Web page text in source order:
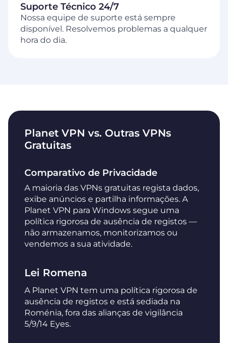
Suporte Técnico 24/7
Nossa equipe de suporte está sempre
disponível. Resolvemos problemas a qualquer
hora do dia.
Planet VPN vs. Outras VPNs
Gratuitas
Comparativo de Privacidade
A maioria das VPNs gratuitas regista dados,
exibe anúncios e partilha informações. A
Planet VPN para Windows segue uma
política rigorosa de ausência de registos —
não armazenamos, monitorizamos ou
vendemos a sua atividade.
Lei Romena
A Planet VPN tem uma política rigorosa de
ausência de registos e está sediada na
Roménia, fora das alianças de vigilância
5/9/14 Eyes.